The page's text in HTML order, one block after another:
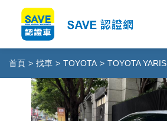
首頁 > 找車 > TOYOTA > TOYOTA YARIS